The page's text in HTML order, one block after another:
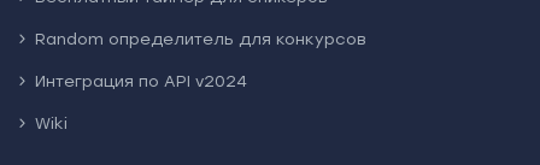
Random определитель для конкурсов
Интеграция по API v2024
Wiki